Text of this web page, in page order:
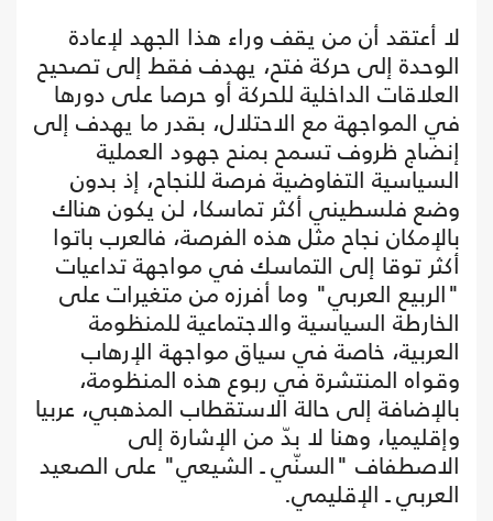
لا أعتقد أن من يقف وراء هذا الجهد لإعادة
الوحدة إلى حركة فتح، يهدف فقط إلى تصحيح
العلاقات الداخلية للحركة أو حرصا على دورها
في المواجهة مع الاحتلال، بقدر ما يهدف إلى
إنضاج ظروف تسمح بمنح جهود العملية
السياسية التفاوضية فرصة للنجاح، إذ بدون
وضع فلسطيني أكثر تماسكا، لن يكون هناك
بالإمكان نجاح مثل هذه الفرصة، فالعرب باتوا
أكثر توقا إلى التماسك في مواجهة تداعيات
"الربيع العربي" وما أفرزه من متغيرات على
الخارطة السياسية والاجتماعية للمنظومة
العربية، خاصة في سياق مواجهة الإرهاب
وقواه المنتشرة في ربوع هذه المنظومة،
بالإضافة إلى حالة الاستقطاب المذهبي، عربيا
وإقليميا، وهنا لا بدّ من الإشارة إلى
الاصطفاف "السنّي ـ الشيعي" على الصعيد
العربي ـ الإقليمي.